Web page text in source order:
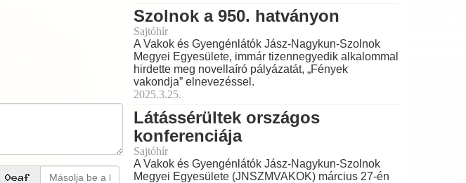
Szolnok a 950. hatványon
Sajtóhír
A Vakok és Gyengénlátók Jász-Nagykun-Szolnok
Megyei Egyesülete, immár tizennegyedik alkalommal
hirdette meg novellaíró pályázatát, „Fények
vakondja” elnevezéssel.
2025.3.25.
Látássérültek országos
konferenciája
Sajtóhír
A Vakok és Gyengénlátók Jász-Nagykun-Szolnok
Megyei Egyesülete (JNSZMVAKOK) március 27-én